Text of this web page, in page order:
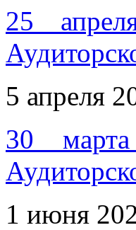
25
5 апреля
30
1 июня